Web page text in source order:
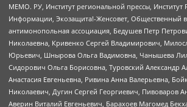
МЕМО. РУ, Институт региональной прессы, Институт
Информации, Экозащита!-Женсовет, Общественный
антимонопольная ассоциация, Бедушев Петр
Николаевна, Кривенко Сергей Владимирович,
Юрьевич, Шнырова Ольга Вадимовна, Чанышева
Сидорович Ольга Борисовна, Туровский Александр
Анастасия Евгеньевна, Ривина Анна Валерьевна,
Николаевич, Дугин Сергей Георгиевич, Пивоваров
Аверин Виталий Евгеньевич, Барахоев Магомед